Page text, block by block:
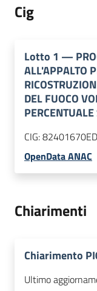
Cig
Lotto 1 —
ALL'APPALTO
DEL FUOCO
CIG:82401670ED
OpenData ANAC
Chiarimenti
Chiarimento
Ultimo